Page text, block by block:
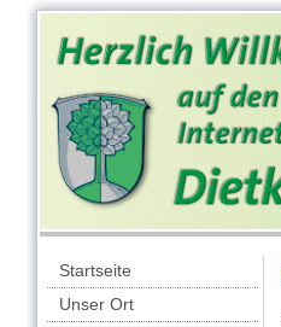
Startseite
Unser Ort